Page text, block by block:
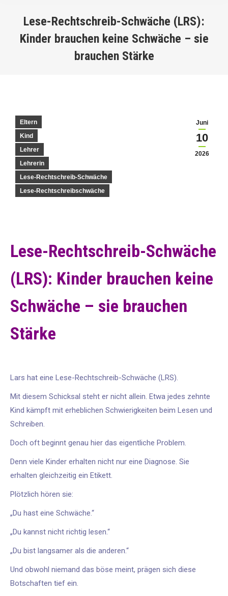
Lese-Rechtschreib-Schwäche (LRS):
Kinder brauchen keine Schwäche – sie
brauchen Stärke
Juni
10
2026
Eltern
Kind
Lehrer
Lehrerin
Lese-Rechtschreib-Schwäche
Lese-Rechtschreibschwäche
Lese-Rechtschreib-Schwäche
(LRS): Kinder brauchen keine
Schwäche – sie brauchen
Stärke
Lars hat eine Lese-Rechtschreib-Schwäche (LRS).
Mit diesem Schicksal steht er nicht allein. Etwa jedes zehnte
Kind kämpft mit erheblichen Schwierigkeiten beim Lesen und
Schreiben.
Doch oft beginnt genau hier das eigentliche Problem.
Denn viele Kinder erhalten nicht nur eine Diagnose. Sie
erhalten gleichzeitig ein Etikett.
Plötzlich hören sie:
„Du hast eine Schwäche.“
„Du kannst nicht richtig lesen.“
„Du bist langsamer als die anderen.“
Und obwohl niemand das böse meint, prägen sich diese
Botschaften tief ein.